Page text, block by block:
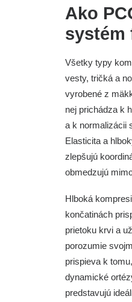
Ako
systém
Všetky typy
vesty, tričká a
vyrobené z
nej prichádza k
a k normalizácii
Elasticita a
zlepšujú
obmedzujú
Hlboká
končatinách
prietoku krvi a
porozumie
prispieva k
dynamické
predstavujú